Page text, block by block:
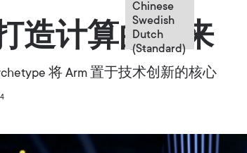
Chinese
Swedish
Dutch
(Standard)
造计算的未来
将 Arm 置于技术创新的核心